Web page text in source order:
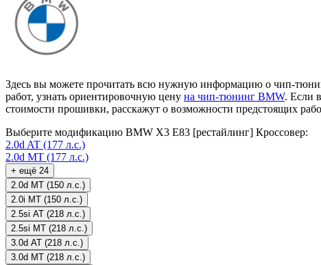
Здесь вы можете прочитать всю нужную информацию о чип-
работ, узнать ориентировочную цену на чип-тюнинг BMW. Если
стоимости прошивки, расскажут о возможности предстоящих
Выберите модификацию BMW X3 E83 [рестайлинг] Кроссовер:
2.0d AT (177 л.с.)
2.0d MT (177 л.с.)
+ ещё 24
2.0d MT (150 л.с.)
2.0i MT (150 л.с.)
2.5si AT (218 л.с.)
2.5si MT (218 л.с.)
3.0d AT (218 л.с.)
3.0d MT (218 л.с.)